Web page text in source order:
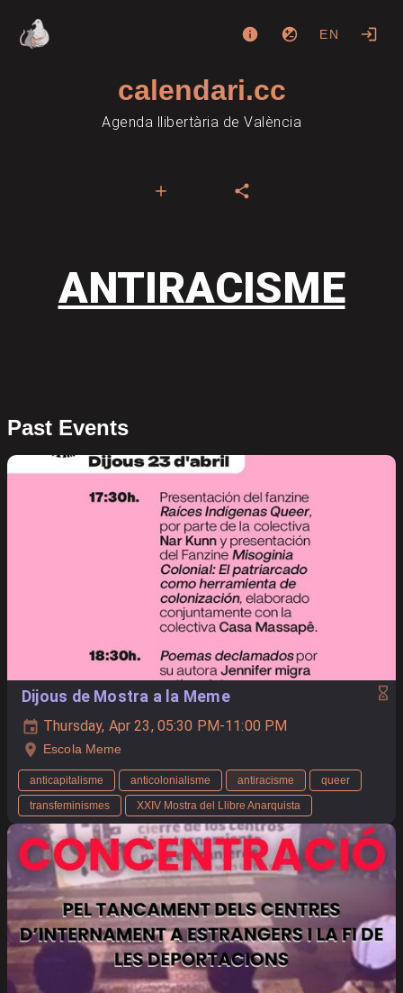
EN
calendari.cc
Agenda llibertària de València
ANTIRACISME
Past Events
Dijous de Mostra a la Meme
Thursday, Apr 23, 05:30 PM-11:00 PM
Escola Meme
anticapitalisme anticolonialisme antiracisme
queer
transfeminismes
XXIV Mostra del Llibre Anarquista